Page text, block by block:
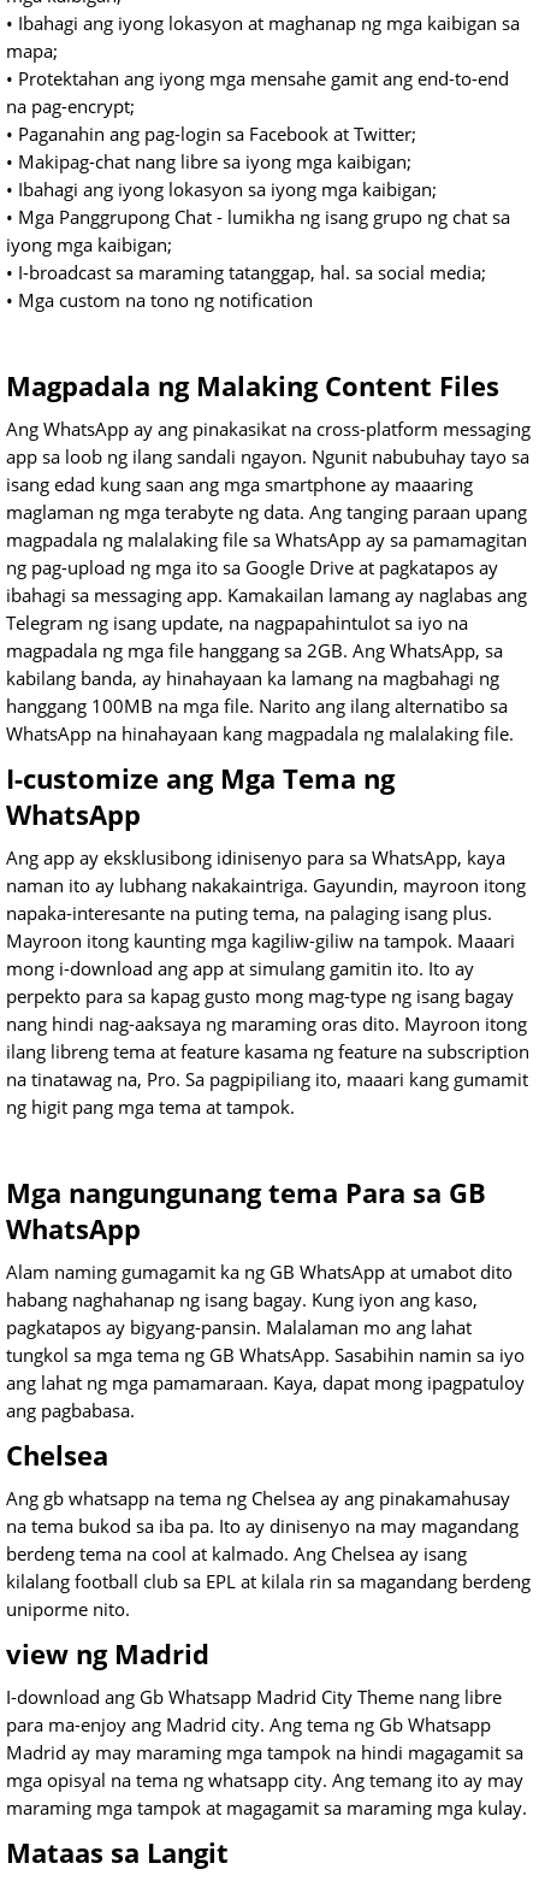
• Ibahagi ang iyong lokasyon at maghanap ng mga kaibigan sa
mapa;
• Protektahan ang iyong mga mensahe gamit ang end-to-end
na pag-encrypt;
• Paganahin ang pag-login sa Facebook at Twitter;
• Makipag-chat nang libre sa iyong mga kaibigan;
• Ibahagi ang iyong lokasyon sa iyong mga kaibigan;
• Mga Panggrupong Chat - lumikha ng isang grupo ng chat sa
iyong mga kaibigan;
• I-broadcast sa maraming tatanggap, hal. sa social media;
• Mga custom na tono ng notification
Magpadala ng Malaking Content Files
Ang WhatsApp ay ang pinakasikat na cross-platform messaging
app sa loob ng ilang sandali ngayon. Ngunit nabubuhay tayo sa
isang edad kung saan ang mga smartphone ay maaaring
maglaman ng mga terabyte ng data. Ang tanging paraan upang
magpadala ng malalaking file sa WhatsApp ay sa pamamagitan
ng pag-upload ng mga ito sa Google Drive at pagkatapos ay
ibahagi sa messaging app. Kamakailan lamang ay naglabas ang
Telegram ng isang update, na nagpapahintulot sa iyo na
magpadala ng mga file hanggang sa 2GB. Ang WhatsApp, sa
kabilang banda, ay hinahayaan ka lamang na magbahagi ng
hanggang 100MB na mga file. Narito ang ilang alternatibo sa
WhatsApp na hinahayaan kang magpadala ng malalaking file.
I-customize ang Mga Tema ng
WhatsApp
Ang app ay eksklusibong idinisenyo para sa WhatsApp, kaya
naman ito ay lubhang nakakaintriga. Gayundin, mayroon itong
napaka-interesante na puting tema, na palaging isang plus.
Mayroon itong kaunting mga kagiliw-giliw na tampok. Maaari
mong i-download ang app at simulang gamitin ito. Ito ay
perpekto para sa kapag gusto mong mag-type ng isang bagay
nang hindi nag-aaksaya ng maraming oras dito. Mayroon itong
ilang libreng tema at feature kasama ng feature na subscription
na tinatawag na, Pro. Sa pagpipiliang ito, maaari kang gumamit
ng higit pang mga tema at tampok.
Mga nangungunang tema Para sa GB
WhatsApp
Alam naming gumagamit ka ng GB WhatsApp at umabot dito
habang naghahanap ng isang bagay. Kung iyon ang kaso,
pagkatapos ay bigyang-pansin. Malalaman mo ang lahat
tungkol sa mga tema ng GB WhatsApp. Sasabihin namin sa iyo
ang lahat ng mga pamamaraan. Kaya, dapat mong ipagpatuloy
ang pagbabasa.
Chelsea
Ang gb whatsapp na tema ng Chelsea ay ang pinakamahusay
na tema bukod sa iba pa. Ito ay dinisenyo na may magandang
berdeng tema na cool at kalmado. Ang Chelsea ay isang
kilalang football club sa EPL at kilala rin sa magandang berdeng
uniporme nito.
view ng Madrid
I-download ang Gb Whatsapp Madrid City Theme nang libre
para ma-enjoy ang Madrid city. Ang tema ng Gb Whatsapp
Madrid ay may maraming mga tampok na hindi magagamit sa
mga opisyal na tema ng whatsapp city. Ang temang ito ay may
maraming mga tampok at magagamit sa maraming mga kulay.
Mataas sa Langit